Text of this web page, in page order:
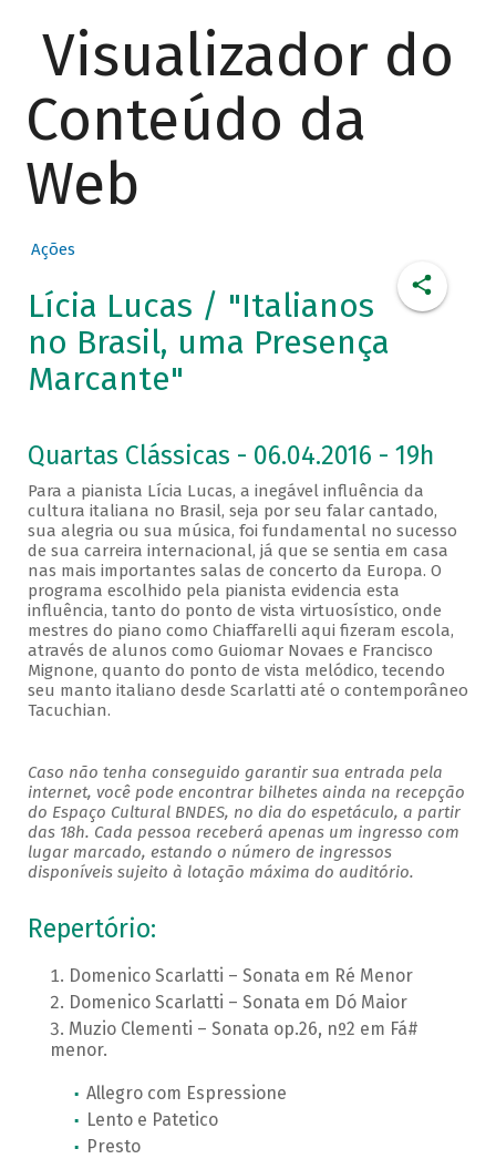
Visualizador do
Conteúdo da
Web
Ações
Lícia Lucas / "Italianos
no Brasil, uma Presença
Marcante"
Quartas Clássicas - 06.04.2016 - 19h
Para a pianista Lícia Lucas, a inegável influência da
cultura italiana no Brasil, seja por seu falar cantado,
sua alegria ou sua música, foi fundamental no sucesso
de sua carreira internacional, já que se sentia em casa
nas mais importantes salas de concerto da Europa. O
programa escolhido pela pianista evidencia esta
influência, tanto do ponto de vista virtuosístico, onde
mestres do piano como Chiaffarelli aqui fizeram escola,
através de alunos como Guiomar Novaes e Francisco
Mignone, quanto do ponto de vista melódico, tecendo
seu manto italiano desde Scarlatti até o contemporâneo
Tacuchian.
Caso não tenha conseguido garantir sua entrada pela
internet, você pode encontrar bilhetes ainda na recepção
do Espaço Cultural BNDES, no dia do espetáculo, a partir
das 18h. Cada pessoa receberá apenas um ingresso com
lugar marcado, estando o número de ingressos
disponíveis sujeito à lotação máxima do auditório.
Repertório:
Domenico Scarlatti – Sonata em Ré Menor
Domenico Scarlatti – Sonata em Dó Maior
Muzio Clementi – Sonata op.26, nº2 em Fá#
menor.
Allegro com Espressione
Lento e Patetico
Presto